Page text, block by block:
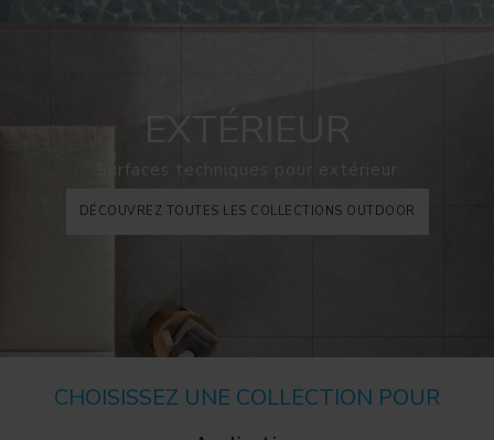
EXTÉRIEUR
Surfaces techniques pour extérieur
DÉCOUVREZ TOUTES LES COLLECTIONS OUTDOOR
CHOISISSEZ UNE COLLECTION POUR